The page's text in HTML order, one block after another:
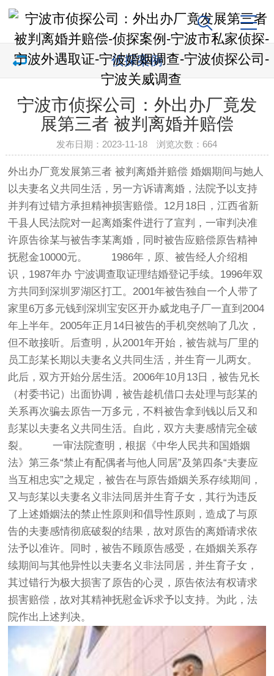
侦探案例
宁波市侦探公司：外出办厂竟发
展第三者 被判离婚并赔偿
发布日期：2023-11-18 浏览次数： 664
外出办厂竟发展第三者 被判离婚并赔偿 婚姻期间与她人
以夫妻名义共同生活，另一方诉请离婚，法院予以支持
并判有过错方承担精神损害赔偿。12月18日，江西省新
干县人民法院对一起离婚案件进行了宣判，一审判决准
许原告徐某与被告李某离婚，同时被告应赔偿原告精神
抚慰金10000元。 1986年，原、被告经人介绍相
识，1987年办 宁波调查取证理结婚登记手续。1996年双
方共同到深圳罗湖区打工。2001年被告独自一个人带了
家里6万多元钱到深圳宝安区开办威龙电子厂一直到2004
年上半年。2005年正月14日被告的手机突然响了几次，
但不敢接听。后查明，从2001年开始，被告就与厂里的
员工彭某长期以夫妻名义共同生活，并生育一儿两女。
此后，双方开始分居生活。2006年10月13日，被告兄长
（村委书记）出面协调，被告趁机借口去处理与彭某的
关系再次骗去原告一万多元，不料被告拿到钱以后又和
彭某以夫妻名义共同生活。自此，双方夫妻感情完全破
裂。 一审法院查明，根据《中华人民共和国婚姻
法》第三条“禁止有配偶者与他人同居”及第四条“夫妻应
当互相忠实”之规定，被告在与原告婚姻关系存续期间，
又与彭某以夫妻名义非法同居并生育子女，其行为违反
了上述婚姻法的禁止性原则和倡导性原则，造成了与原
告的夫妻感情彻底破裂的结果，故对原告的离婚请求依
法予以准许。同时，被告不顾原告感受，在婚姻关系存
续期间与其他异性以夫妻名义非法同居，并生育子女，
其过错行为极大损害了原告的心灵，原告依法有权请求
损害赔偿，故对其精神抚慰金诉求予以支持。为此，法
院作出上述判决。